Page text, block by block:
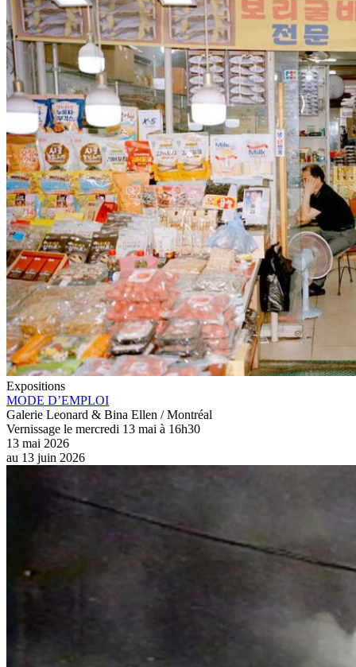
Expositions
MODE D’EMPLOI
Galerie Leonard & Bina Ellen / Montréal
Vernissage le mercredi 13 mai à 16h30
13 mai 2026
au 13 juin 2026